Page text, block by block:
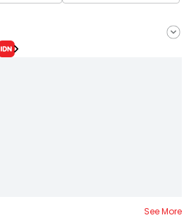
See More